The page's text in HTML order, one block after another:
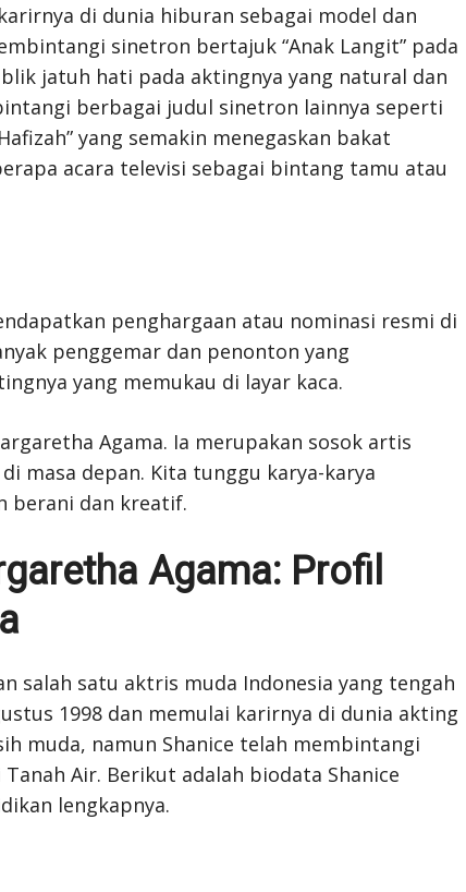
di dunia hiburan sebagai model dan
sinetron bertajuk “Anak Langit” pada
jatuh hati pada aktingnya yang natural dan
berbagai judul sinetron lainnya seperti
yang semakin menegaskan bakat
acara televisi sebagai bintang tamu atau
penghargaan atau nominasi resmi di
penggemar dan penonton yang
yang memukau di layar kaca.
Agama. Ia merupakan sosok artis
masa depan. Kita tunggu karya-karya
berani dan kreatif.
Agama: Profil
salah satu aktris muda Indonesia yang tengah
1998 dan memulai karirnya di dunia akting
muda, namun Shanice telah membintangi
Air. Berikut adalah biodata Shanice
lengkapnya.